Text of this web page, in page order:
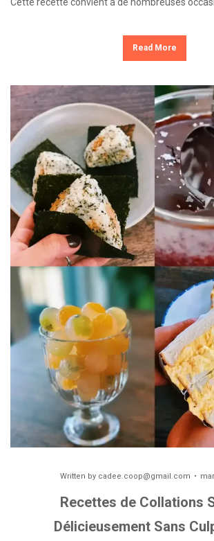
Cette recette convient à de nombreuses
Read More
Written by cadee.coop@gmail.com
Recettes de Collations
Délicieusement Sans